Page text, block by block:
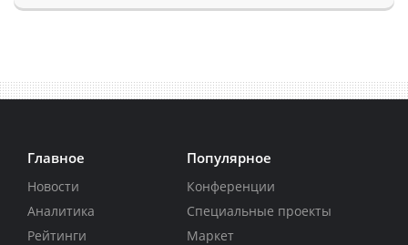
Главное
Новости
Аналитика
Рейтинги
Популярное
Конференции
Специальные проекты
Маркет